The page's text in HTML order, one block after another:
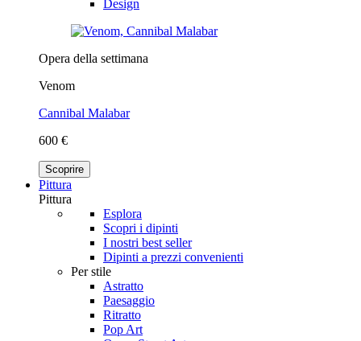
Design
Opera della settimana
Venom
Cannibal Malabar
600 €
Scoprire
Pittura
Pittura
Esplora
Scopri i dipinti
I nostri best seller
Dipinti a prezzi convenienti
Per stile
Astratto
Paesaggio
Ritratto
Pop Art